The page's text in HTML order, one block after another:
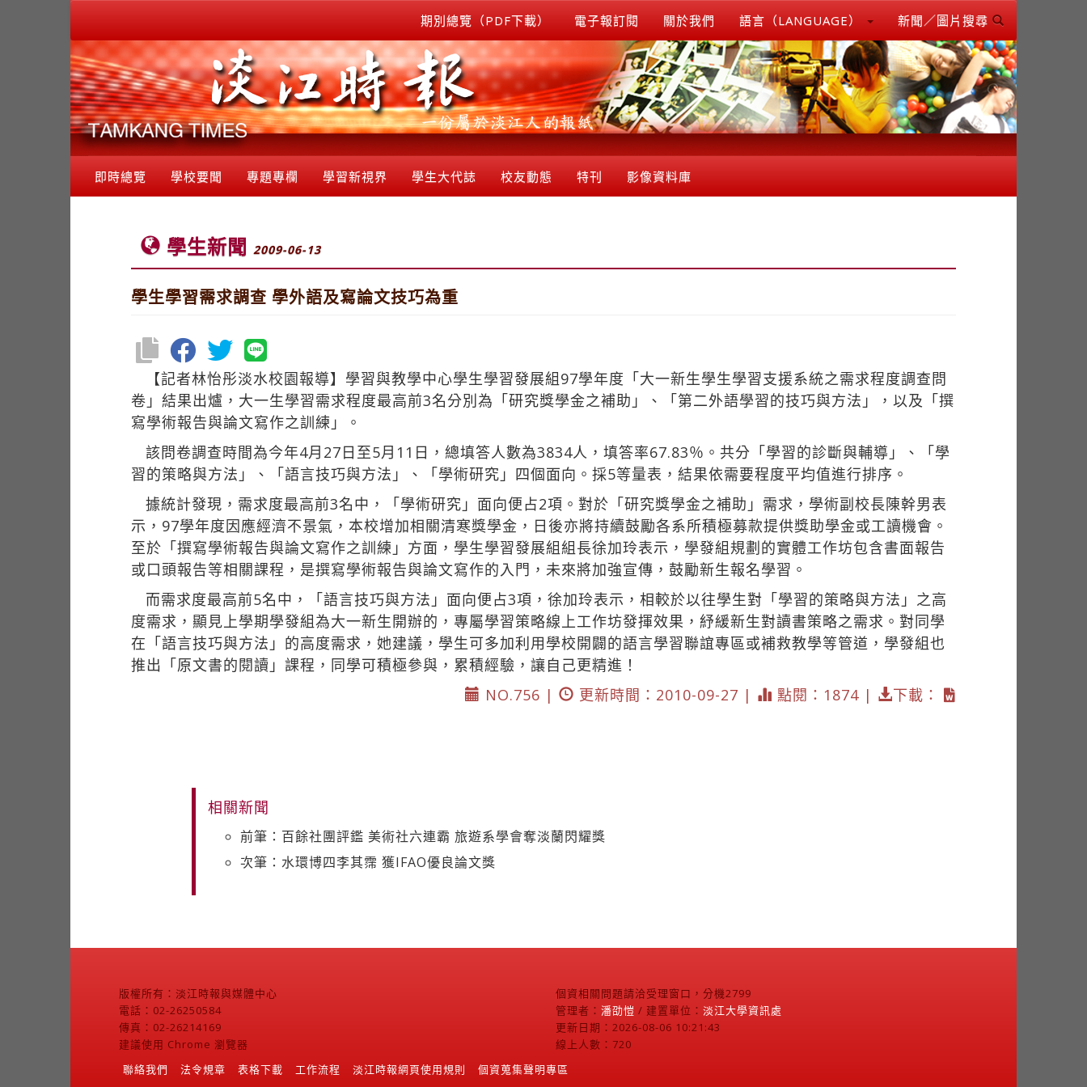
期別總覽（PDF下載） 電子報訂閱 關於我們 語言（LANGUAGE） 新聞／圖片搜尋
即時總覽 學校要聞 專題專欄 學習新視界 學生大代誌 校友動態 特刊 影像資料庫
學生新聞 2009-06-13
學生學習需求調查 學外語及寫論文技巧為重
【記者林怡彤淡水校園報導】學習與教學中心學生學習發展組97學年度「大一新生學生學習支援系統之需求程度調查問
卷」結果出爐，大一生學習需求程度最高前3名分別為「研究獎學金之補助」、「第二外語學習的技巧與方法」，以及「撰
寫學術報告與論文寫作之訓練」。
該問卷調查時間為今年4月27日至5月11日，總填答人數為3834人，填答率67.83％。共分「學習的診斷與輔導」、「學
習的策略與方法」、「語言技巧與方法」、「學術研究」四個面向。採5等量表，結果依需要程度平均值進行排序。
據統計發現，需求度最高前3名中，「學術研究」面向便占2項。對於「研究獎學金之補助」需求，學術副校長陳幹男表
示，97學年度因應經濟不景氣，本校增加相關清寒獎學金，日後亦將持續鼓勵各系所積極募款提供獎助學金或工讀機會。
至於「撰寫學術報告與論文寫作之訓練」方面，學生學習發展組組長徐加玲表示，學發組規劃的實體工作坊包含書面報告
或口頭報告等相關課程，是撰寫學術報告與論文寫作的入門，未來將加強宣傳，鼓勵新生報名學習。
而需求度最高前5名中，「語言技巧與方法」面向便占3項，徐加玲表示，相較於以往學生對「學習的策略與方法」之高
度需求，顯見上學期學發組為大一新生開辦的，專屬學習策略線上工作坊發揮效果，紓緩新生對讀書策略之需求。對同學
在「語言技巧與方法」的高度需求，她建議，學生可多加利用學校開闢的語言學習聯誼專區或補救教學等管道，學發組也
推出「原文書的閱讀」課程，同學可積極參與，累積經驗，讓自己更精進！
NO.756 |
更新時間：2010-09-27 | 點閱：1874 | 下載：
相關新聞
前筆：百餘社團評鑑 美術社六連霸 旅遊系學會奪淡蘭閃耀獎
次筆：水環博四李其霈 獲IFAO優良論文獎
版權所有：淡江時報與媒體中心
電話：02-26250584
傳真：02-26214169
建議使用 Chrome 瀏覽器
個資相關問題請洽受理窗口，分機2799
管理者： 潘劭愷 / 建置單位： 淡江大學資訊處
更新日期：2026-08-06 10:21:43
線上人數：720
聯絡我們
法令規章 表格下載 工作流程 淡江時報網頁使用規則 個資蒐集聲明專區